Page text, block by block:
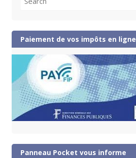
for:
Paiement de vos impôts en ligne
Panneau Pocket vous informe